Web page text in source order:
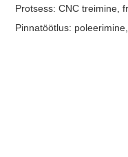
Protsess: CNC treimine,
Pinnatöötlus: